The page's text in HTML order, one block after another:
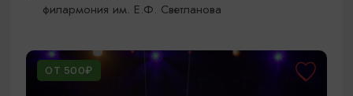
филармония им. Е.Ф. Светланова
ОТ 500₽